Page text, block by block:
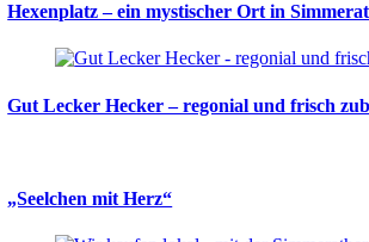
Hexenplatz – ein mystischer Ort in
Gut Lecker Hecker – regonial und frisch
„Seelchen mit Herz“